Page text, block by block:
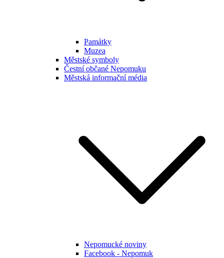
Památky
Muzea
Městské symboly
Čestní občané Nepomuku
Městská informační média
Nepomucké noviny
Facebook - Nepomuk